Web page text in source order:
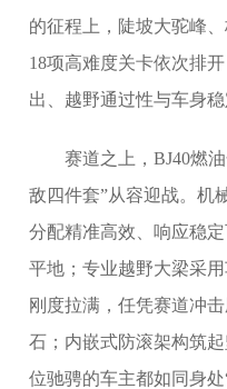
的征程上，陡坡大驼峰
18项高难度关卡依次排
出、越野通过性与车身稳
赛道之上，BJ40燃
敌四件套”从容迎战。机
分配精准高效、响应稳
平地；专业越野大梁采
刚度拉满，任凭赛道冲
石；内嵌式防滚架构筑
位驰骋的车主都如同身